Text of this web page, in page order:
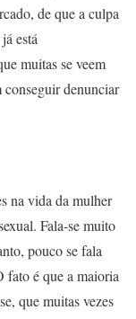
de que a culpa
está
muitas se veem
conseguir denunciar
na vida da mulher
Fala-se muito
pouco se fala
fato é que a maioria
que muitas vezes